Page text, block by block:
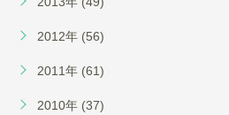
2012年 (56)
2011年 (61)
2010年 (37)